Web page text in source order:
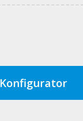
Konfigurator